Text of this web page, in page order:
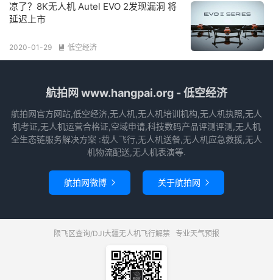
凉了？8K无人机 Autel EVO 2发现漏洞 将
延迟上市
2020-01-29  低空经济
航拍网 www.hangpai.org - 低空经济
航拍网官方网站,低空经济,无人机,无人机培训机构,无人机执照,无人
机考证,无人机运营合格证,空域申请,科技数码产品评测评测,无人机
全生态链服务解决方案 :载人飞行,无人机送餐,无人机应急救援,无人
机物流配送,无人机表演等.
航拍网微博  关于航拍网 
限飞区查询/DJI大疆无人机飞行解禁 专业天气预报